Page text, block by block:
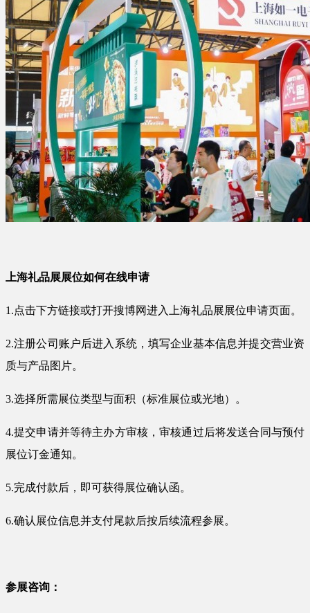
上海礼品展展位如何在线申请
1.点击下方链接或打开搜博网进入上海礼品展展位申请页面。
2.注册公司账户后进入系统，填写企业基本信息并提交营业资
质与产品图片。
3.选择所需展位类型与面积（标准展位或光地）。
4.提交申请并等待主办方审核，审核通过后将发送合同与预付
展位订金通知。
5.完成付款后，即可获得展位确认函。
6.确认展位信息并支付尾款后按后续流程参展。
参展咨询：